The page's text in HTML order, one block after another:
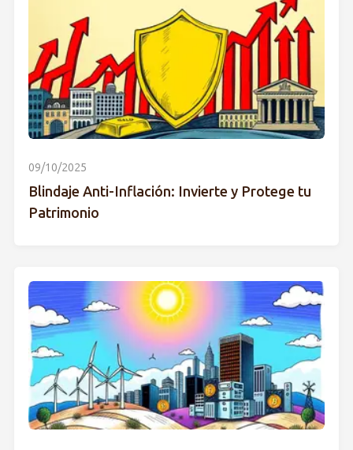
09/10/2025
Blindaje Anti-Inflación: Invierte y Protege tu
Patrimonio